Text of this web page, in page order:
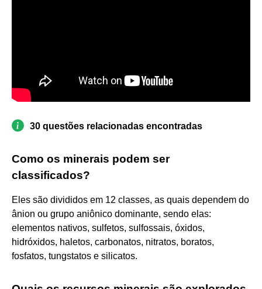
30 questões relacionadas encontradas
Como os minerais podem ser
classificados?
Eles são divididos em 12 classes, as quais dependem do
ânion ou grupo aniônico dominante, sendo elas:
elementos nativos, sulfetos, sulfossais, óxidos,
hidróxidos, haletos, carbonatos, nitratos, boratos,
fosfatos, tungstatos e silicatos.